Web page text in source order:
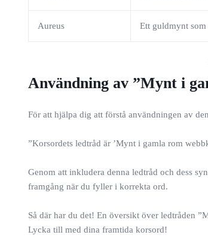
Aureus Ett guldmynt
Användning av ”Mynt i
För att hjälpa dig att förstå användningen av
”Korsordets ledtråd är ’Mynt i gamla rom
Genom att inkludera denna ledtråd och dess
framgång när du fyller i korrekta ord.
Så där har du det! En översikt över ledtråden
Lycka till med dina framtida korsord!